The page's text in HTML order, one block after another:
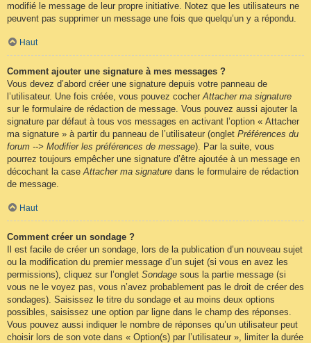
modifié le message de leur propre initiative. Notez que les utilisateurs ne
peuvent pas supprimer un message une fois que quelqu’un y a répondu.
Haut
Comment ajouter une signature à mes messages ?
Vous devez d’abord créer une signature depuis votre panneau de
l’utilisateur. Une fois créée, vous pouvez cocherAttacher ma signature
sur le formulaire de rédaction de message. Vous pouvez aussi ajouter la
signature par défaut à tous vos messages en activant l’option « Attacher
ma signature » à partir du panneau de l’utilisateur (onglet Préférences du
forum --> Modifier les préférences de message). Par la suite, vous
pourrez toujours empêcher une signature d’être ajoutée à un message en
décochant la caseAttacher ma signature dans le formulaire de rédaction
de message.
Haut
Comment créer un sondage ?
Il est facile de créer un sondage, lors de la publication d’un nouveau sujet
ou la modification du premier message d’un sujet (si vous en avez les
permissions), cliquez sur l’onglet Sondage sous la partie message (si
vous ne le voyez pas, vous n’avez probablement pas le droit de créer des
sondages). Saisissez le titre du sondage et au moins deux options
possibles, saisissez une option par ligne dans le champ des réponses.
Vous pouvez aussi indiquer le nombre de réponses qu’un utilisateur peut
choisir lors de son vote dans « Option(s) par l’utilisateur », limiter la durée